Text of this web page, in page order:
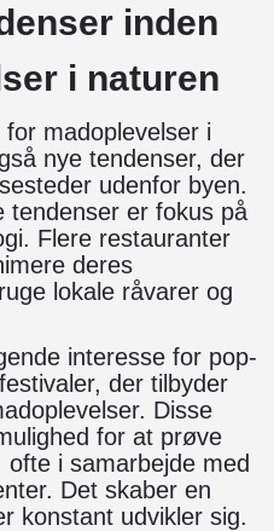
inden
i naturen
madoplevelser i
nye tendenser, der
udenfor byen.
tendenser er fokus på
Flere restauranter
deres
lokale råvarer og
interesse for pop-
der tilbyder
Disse
for at prøve
i samarbejde med
Det skaber en
konstant udvikler sig.